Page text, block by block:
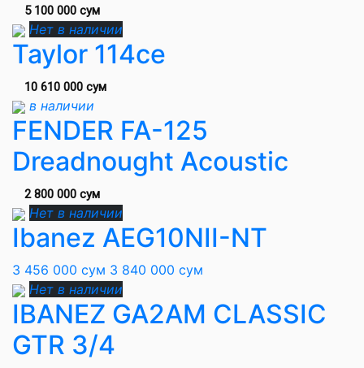
5 100 000 сум
Нет в наличии
Taylor 114ce
10 610 000 сум
в наличии
FENDER FA-125
Dreadnought Acoustic
2 800 000 сум
Нет в наличии
Ibanez AEG10NII-NT
3 456 000 сум 3 840 000 сум
Нет в наличии
IBANEZ GA2AM CLASSIC
GTR 3/4